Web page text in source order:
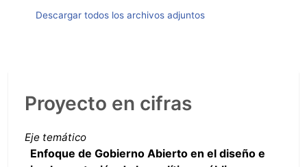
Descargar todos los archivos adjuntos
Proyecto en cifras
Eje temático
Enfoque de Gobierno Abierto en el diseño e